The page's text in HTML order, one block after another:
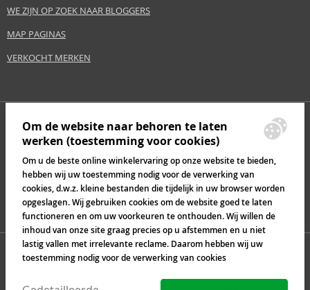
WE ZIJN OP ZOEK NAAR BLOGGERS
MAP PAGINAS
VERKOCHT MERKEN
Om de website naar behoren te laten
werken (toestemming voor cookies)
Om u de beste online winkelervaring op onze website te bieden,
hebben wij uw toestemming nodig voor de verwerking van
cookies, d.w.z. kleine bestanden die tijdelijk in uw browser worden
opgeslagen. Wij gebruiken cookies om de website goed te laten
functioneren en om uw voorkeuren te onthouden. Wij willen de
inhoud van onze site graag precies op u afstemmen en u niet
lastig vallen met irrelevante reclame. Daarom hebben wij uw
toestemming nodig voor de verwerking van cookies